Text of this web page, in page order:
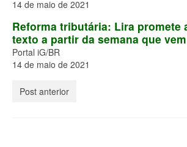
14 de maio de 2021
Reforma tributária: Lira promete
texto a partir da semana que vem
Portal iG/BR
14 de maio de 2021
Post anterior